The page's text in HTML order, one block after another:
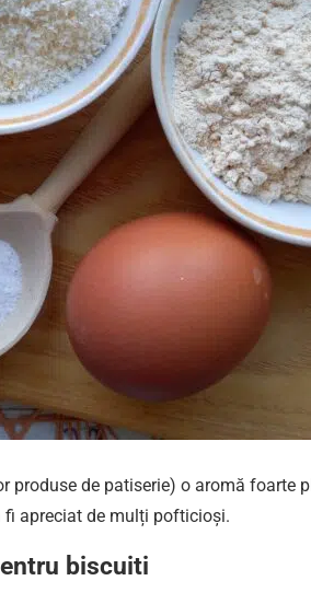
produse de patiserie) o aromă foarte
fi apreciat de mulți pofticioși.
biscuiti